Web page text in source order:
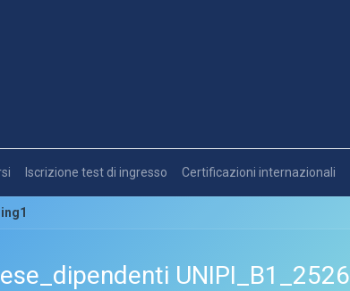
Iscrizione test di ingresso Certificazioni internazionali
UNIPI_B1_2526